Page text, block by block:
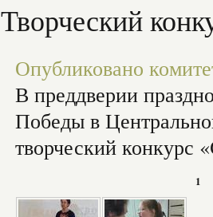
Творческий
Опубликовано
В преддверии
Победы в
творческий конкурс
1